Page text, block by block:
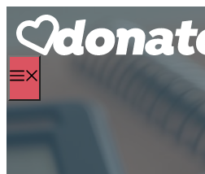
Aller
contenu